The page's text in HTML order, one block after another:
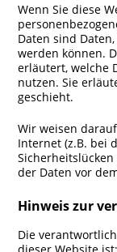
Wenn Sie diese
Daten sind
werden können.
erläutert, welche
nutzen. Sie
geschieht.
Wir weisen
Internet (z.B. bei
der Daten vor
Hinweis zur
Die
dieser Website ist: